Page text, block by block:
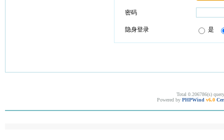
密码
隐身登录 是
Total 0.206786(s)
Powered by PHPWind v6.0